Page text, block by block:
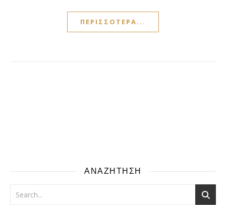
ΠΕΡΙΣΣΌΤΕΡΑ...
ΑΝΑΖΗΤΗΣΗ